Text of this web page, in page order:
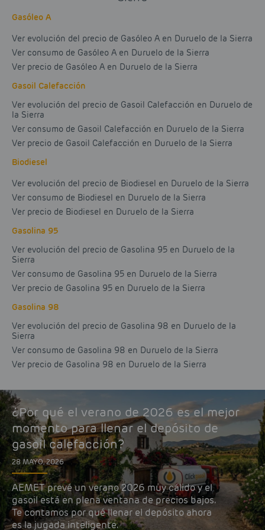
Gasóleo A
Ver evolución del precio de Gasóleo A en Duruelo de la Sierra
Ver consumo de Gasóleo A en Duruelo de la Sierra
Ver precio de Gasóleo A en Duruelo de la Sierra
Gasoil Calefacción
Ver evolución del precio de Gasoil Calefacción en Duruelo de
la Sierra
Ver consumo de Gasoil Calefacción en Duruelo de la Sierra
Ver precio de Gasoil Calefacción en Duruelo de la Sierra
Biodiesel
Ver evolución del precio de Biodiesel en Duruelo de la Sierra
Ver consumo de Biodiesel en Duruelo de la Sierra
Ver precio de Biodiesel en Duruelo de la Sierra
Gasolina 95
Ver evolución del precio de Gasolina 95 en Duruelo de la
Sierra
Ver consumo de Gasolina 95 en Duruelo de la Sierra
Ver precio de Gasolina 95 en Duruelo de la Sierra
Gasolina 98
Ver evolución del precio de Gasolina 98 en Duruelo de la
Sierra
Ver consumo de Gasolina 98 en Duruelo de la Sierra
Ver precio de Gasolina 98 en Duruelo de la Sierra
¿Por qué el verano de 2026 es el mejor
momento para llenar el depósito de
gasoil calefacción?
28 MAYO, 2026
AEMET prevé un verano 2026 muy cálido y el
gasoil está en plena ventana de precios bajos.
Te contamos por qué llenar el depósito ahora
es la jugada inteligente.